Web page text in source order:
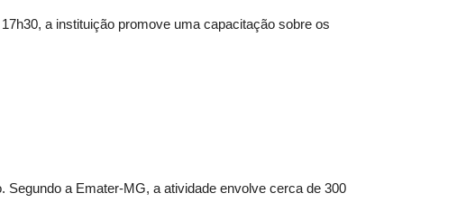
a instituição promove uma capacitação sobre os
a Emater-MG, a atividade envolve cerca de 300